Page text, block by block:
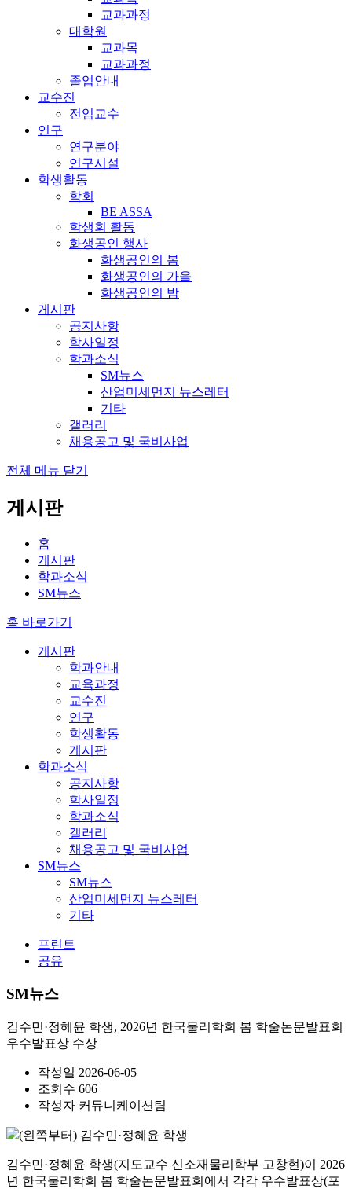
교과과정
대학원
교과목
교과과정
졸업안내
교수진
전임교수
연구
연구분야
연구시설
학생활동
학회
BE ASSA
학생회 활동
화생공인 행사
화생공인의 봄
화생공인의 가을
화생공인의 밤
게시판
공지사항
학사일정
학과소식
SM뉴스
산업미세먼지 뉴스레터
기타
갤러리
채용공고 및 국비사업
전체 메뉴 닫기
게시판
홈
게시판
학과소식
SM뉴스
홈 바로가기
게시판
학과안내
교육과정
교수진
연구
학생활동
게시판
학과소식
공지사항
학사일정
학과소식
갤러리
채용공고 및 국비사업
SM뉴스
SM뉴스
산업미세먼지 뉴스레터
기타
프린트
공유
SM뉴스
김수민·정혜윤 학생, 2026년 한국물리학회 봄 학술논문발표회
우수발표상 수상
작성일 2026-06-05
조회수 606
작성자 커뮤니케이션팀
(왼쪽부터) 김수민·정혜윤 학생
김수민·정혜윤 학생(지도교수 신소재물리학부 고창현)이 2026
년 한국물리학회 봄 학술논문발표회에서 각각 우수발표상(포